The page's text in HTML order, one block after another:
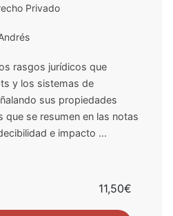
Privado
rasgos jurídicos que
y los sistemas de
sus propiedades
se resumen en las notas
e impacto ...
11,50€